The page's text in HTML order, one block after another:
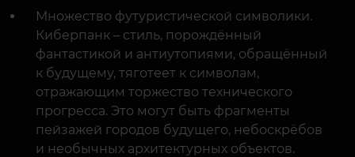
Множество футуристической символики.
Киберпанк – стиль, порождённый
фантастикой и антиутопиями, обращённый
к будущему, тяготеет к символам,
отражающим торжество технического
прогресса. Это могут быть фрагменты
пейзажей городов будущего, небоскрёбов
и необычных архитектурных объектов.